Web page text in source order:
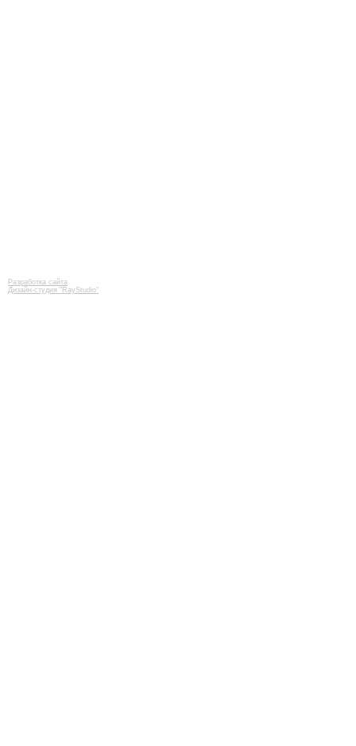
Разработка сайта
Дизайн-студия "RayStudio"